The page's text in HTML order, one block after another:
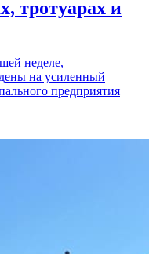
тротуарах и
неделе,
на усиленный
предприятия